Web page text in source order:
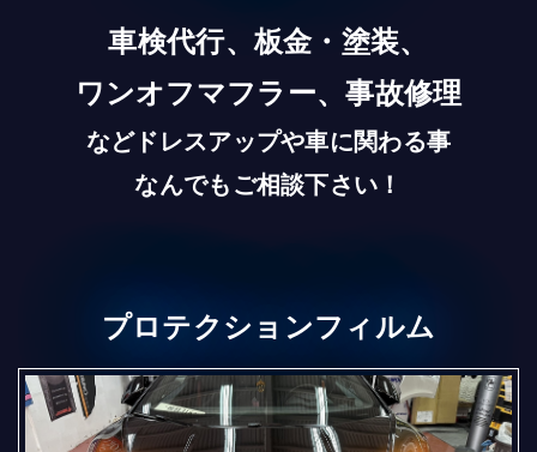
車検代行、板金・塗装、
ワンオフマフラー、事故修理
などドレスアップや車に関わる事
なんでもご相談下さい！
プロテクションフィルム